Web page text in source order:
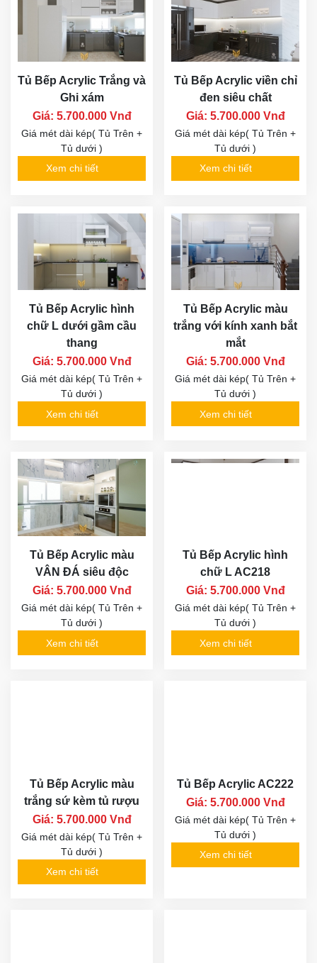
Tủ Bếp Acrylic Trắng và
Ghi xám
Giá: 5.700.000 Vnđ
Giá mét dài kép( Tủ Trên +
Tủ dưới )
Xem chi tiết
Tủ Bếp Acrylic viền chỉ
đen siêu chất
Giá: 5.700.000 Vnđ
Giá mét dài kép( Tủ Trên +
Tủ dưới )
Xem chi tiết
Tủ Bếp Acrylic hình
chữ L dưới gầm cầu
thang
Giá: 5.700.000 Vnđ
Giá mét dài kép( Tủ Trên +
Tủ dưới )
Xem chi tiết
Tủ Bếp Acrylic màu
trắng với kính xanh bắt
mắt
Giá: 5.700.000 Vnđ
Giá mét dài kép( Tủ Trên +
Tủ dưới )
Xem chi tiết
Tủ Bếp Acrylic màu
VÂN ĐÁ siêu độc
Giá: 5.700.000 Vnđ
Giá mét dài kép( Tủ Trên +
Tủ dưới )
Xem chi tiết
Tủ Bếp Acrylic hình
chữ L AC218
Giá: 5.700.000 Vnđ
Giá mét dài kép( Tủ Trên +
Tủ dưới )
Xem chi tiết
Tủ Bếp Acrylic màu
trắng sứ kèm tủ rượu
Giá: 5.700.000 Vnđ
Giá mét dài kép( Tủ Trên +
Tủ dưới )
Xem chi tiết
Tủ Bếp Acrylic AC222
Giá: 5.700.000 Vnđ
Giá mét dài kép( Tủ Trên +
Tủ dưới )
Xem chi tiết